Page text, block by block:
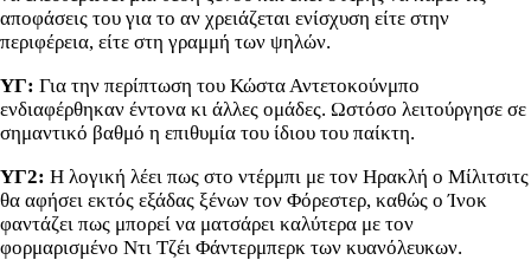
αποφάσεις του για το αν χρειάζεται ενίσχυση είτε στην
περιφέρεια, είτε στη γραμμή των ψηλών.
ΥΓ: Για την περίπτωση του Κώστα Αντετοκούνμπο
ενδιαφέρθηκαν έντονα κι άλλες ομάδες. Ωστόσο λειτούργησε σε
σημαντικό βαθμό η επιθυμία του ίδιου του παίκτη.
ΥΓ2: Η λογική λέει πως στο ντέρμπι με τον Ηρακλή ο Μίλιτσιτς
θα αφήσει εκτός εξάδας ξένων τον Φόρεστερ, καθώς ο Ίνοκ
φαντάζει πως μπορεί να ματσάρει καλύτερα με τον
φορμαρισμένο Ντι Τζέι Φάντερμπερκ των κυανόλευκων.